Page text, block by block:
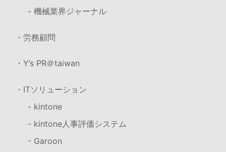
- 機械業界ジャーナル
・労務顧問
・Y’s PR＠taiwan
・ITソリューション
- kintone
- kintone人事評価システム
- Garoon